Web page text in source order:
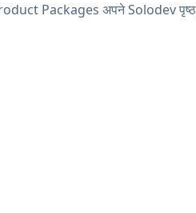
Packages अपने Solodev पृष्ठ,